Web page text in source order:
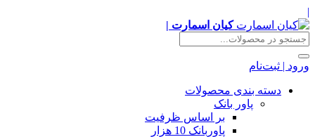
|
کیان اسمارت |
ورود | ثبت‌نام
دسته بندی محصولات
پاور بانک
بر اساس ظرفیت
پاوربانک 10 هزار